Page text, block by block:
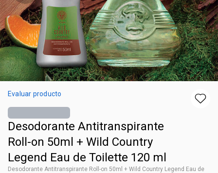
Evaluar producto
Desodorante Antitranspirante
Roll-on 50ml + Wild Country
Legend Eau de Toilette 120 ml
Desodorante Antitranspirante Roll-on 50ml + Wild Country Legend Eau de